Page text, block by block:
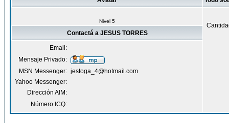
Nivel 5
Contactá a JESUS TORRES
Email:
Mensaje Privado:
MSN Messenger: jestoga_4@hotmail.com
Yahoo Messenger:
Dirección AIM:
Número ICQ: